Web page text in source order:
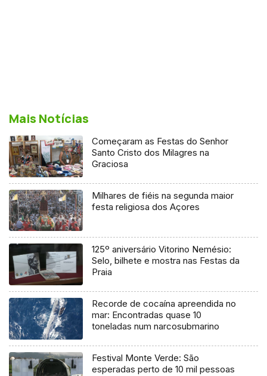
Mais Notícias
Começaram as Festas do Senhor
Santo Cristo dos Milagres na
Graciosa
Milhares de fiéis na segunda maior
festa religiosa dos Açores
125º aniversário Vitorino Nemésio:
Selo, bilhete e mostra nas Festas da
Praia
Recorde de cocaína apreendida no
mar: Encontradas quase 10
toneladas num narcosubmarino
Festival Monte Verde: São
esperadas perto de 10 mil pessoas